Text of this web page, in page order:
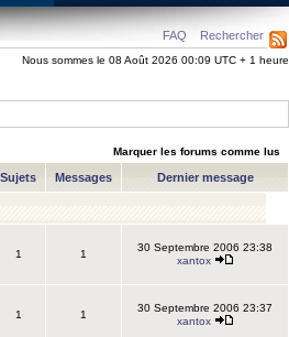
FAQ Rechercher
Nous sommes le 08 Août 2026 00:09 UTC + 1 heure
Marquer les forums comme lus
Sujets Messages Dernier message
1 1
30 Septembre 2006 23:38
xantox
1 1
30 Septembre 2006 23:37
xantox